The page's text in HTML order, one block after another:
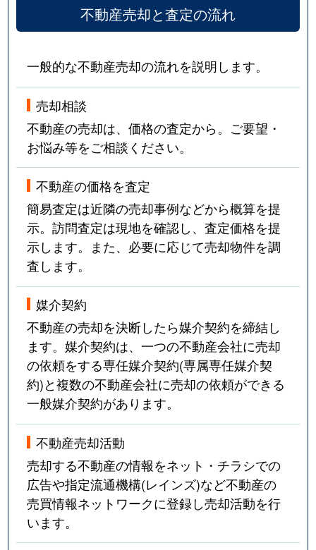
不動産売却と査定の流れ
一般的な不動産売却の流れを説明します。
売却相談
不動産の売却は、価格の査定から。ご要望・
お悩み等をご相談ください。
不動産の価格を査定
簡易査定は近隣の売却事例などから概算を提
示。訪問査定は現地を確認し、査定価格を提
示します。また、必要に応じて売却物件を調
査します。
媒介契約
不動産の売却を決断したら媒介契約を締結し
ます。媒介契約は、一つの不動産会社に売却
の依頼をする専任媒介契約(専属専任媒介契
約)と複数の不動産会社に売却の依頼ができる
一般媒介契約があります。
不動産売却活動
売却する不動産の情報をネット・チラシでの
広告や指定流通機構(レインズ)など不動産の
売買情報ネットワークに登録し売却活動を行
います。